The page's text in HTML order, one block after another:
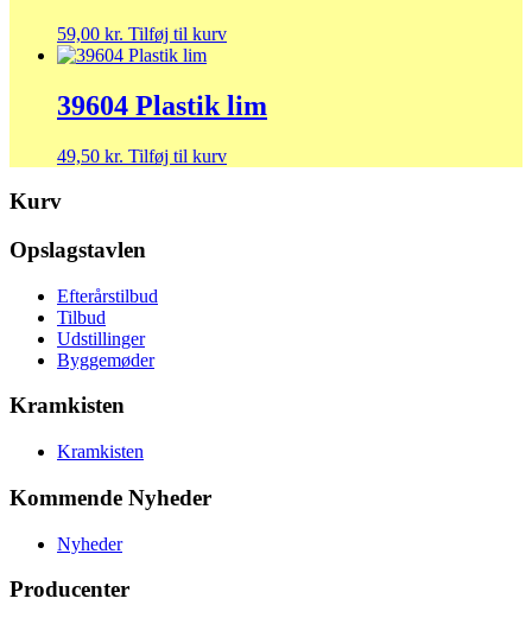
59,00 kr. Tilføj til kurv
39604 Plastik lim
49,50 kr. Tilføj til kurv
Kurv
Opslagstavlen
Efterårstilbud
Tilbud
Udstillinger
Byggemøder
Kramkisten
Kramkisten
Kommende Nyheder
Nyheder
Producenter